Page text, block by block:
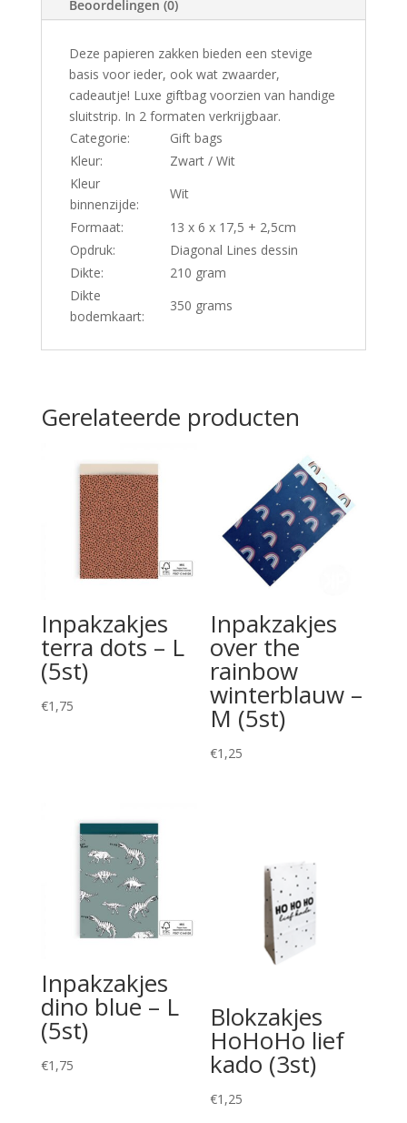
Beoordelingen (0)
Deze papieren zakken bieden een stevige
basis voor ieder, ook wat zwaarder,
cadeautje! Luxe giftbag voorzien van handige
sluitstrip. In 2 formaten verkrijgbaar.
Categorie:
Gift bags
Kleur:
Zwart / Wit
Kleur
binnenzijde:
Wit
Formaat:
13 x 6 x 17,5 + 2,5cm
Opdruk:
Diagonal Lines dessin
Dikte:
210 gram
Dikte
bodemkaart:
350 grams
Gerelateerde producten
Inpakzakjes
terra dots – L
(5st)
€1,75
Inpakzakjes
over the
rainbow
winterblauw –
M (5st)
€1,25
Inpakzakjes
dino blue – L
(5st)
€1,75
Blokzakjes
HoHoHo lief
kado (3st)
€1,25